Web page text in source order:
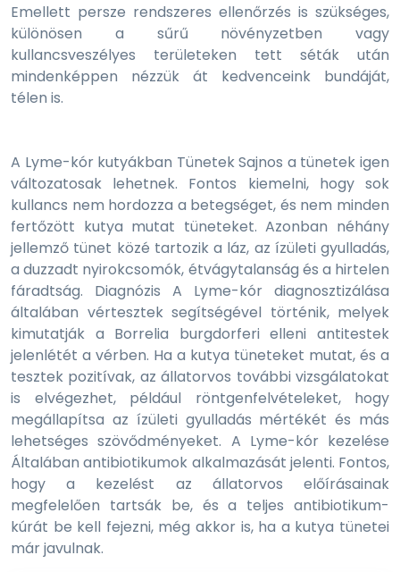
Emellett persze rendszeres ellenőrzés is szükséges,
különösen a sűrű növényzetben vagy
kullancsveszélyes területeken tett séták után
mindenképpen nézzük át kedvenceink bundáját,
télen is.
A Lyme-kór kutyákban Tünetek Sajnos a tünetek igen
változatosak lehetnek. Fontos kiemelni, hogy sok
kullancs nem hordozza a betegséget, és nem minden
fertőzött kutya mutat tüneteket. Azonban néhány
jellemző tünet közé tartozik a láz, az ízületi gyulladás,
a duzzadt nyirokcsomók, étvágytalanság és a hirtelen
fáradtság. Diagnózis A Lyme-kór diagnosztizálása
általában vértesztek segítségével történik, melyek
kimutatják a Borrelia burgdorferi elleni antitestek
jelenlétét a vérben. Ha a kutya tüneteket mutat, és a
tesztek pozitívak, az állatorvos további vizsgálatokat
is elvégezhet, például röntgenfelvételeket, hogy
megállapítsa az ízületi gyulladás mértékét és más
lehetséges szövődményeket. A Lyme-kór kezelése
Általában antibiotikumok alkalmazását jelenti. Fontos,
hogy a kezelést az állatorvos előírásainak
megfelelően tartsák be, és a teljes antibiotikum-
kúrát be kell fejezni, még akkor is, ha a kutya tünetei
már javulnak.